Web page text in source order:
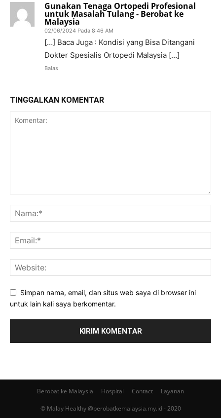
Gunakan Tenaga Ortopedi Profesional
untuk Masalah Tulang - Berobat ke
Malaysia
02/06/2024 Pada 8:46 AM
[…] Baca Juga : Kondisi yang Bisa Ditangani
Dokter Spesialis Ortopedi Malaysia […]
Balas
TINGGALKAN KOMENTAR
Simpan nama, email, dan situs web saya di browser ini
untuk lain kali saya berkomentar.
Berobat ke Malaysia Hospital Contact Layanan
© Malay Healthy @berobatkemalaysia.my.id - 2020